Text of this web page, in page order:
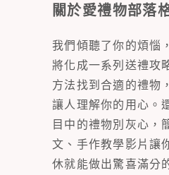
關於愛禮物部落
我們傾聽了你的煩惱
將化成一系列送禮攻
方法找到合適的禮物
讓人理解你的用心。
目中的禮物別灰心，
文、手作教學影片讓
休就能做出驚喜滿分